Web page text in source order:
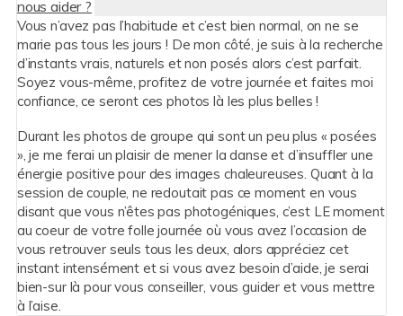
nous aider ?
Vous n’avez pas l’habitude et c’est bien normal, on ne se
marie pas tous les jours ! De mon côté, je suis à la recherche
d’instants vrais, naturels et non posés alors c’est parfait.
Soyez vous-même, profitez de votre journée et faites moi
confiance, ce seront ces photos là les plus belles !
Durant les photos de groupe qui sont un peu plus « posées
», je me ferai un plaisir de mener la danse et d’insuffler une
énergie positive pour des images chaleureuses. Quant à la
session de couple, ne redoutait pas ce moment en vous
disant que vous n’êtes pas photogéniques, c’est LE moment
au coeur de votre folle journée où vous avez l’occasion de
vous retrouver seuls tous les deux, alors appréciez cet
instant intensément et si vous avez besoin d’aide, je serai
bien-sur là pour vous conseiller, vous guider et vous mettre
à l’aise.